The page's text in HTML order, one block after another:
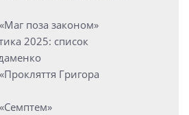
поза законом»
2025: список
Григора